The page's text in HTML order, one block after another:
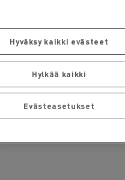
Hyväksy kaikki evästeet
Hylkää kaikki
Evästeasetukset